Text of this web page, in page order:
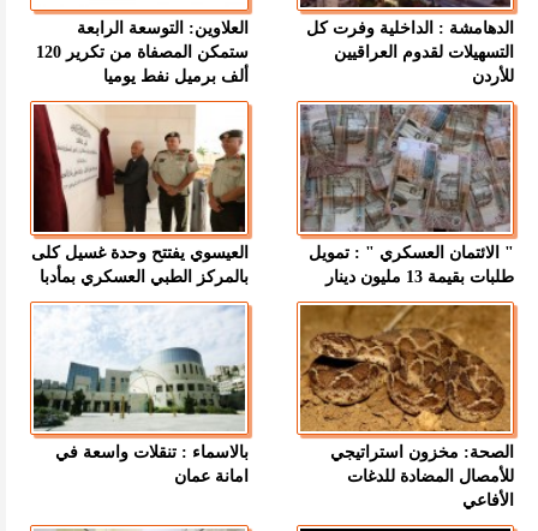
الدهامشة : الداخلية وفرت كل
التسهيلات لقدوم العراقيين
للأردن
العلاوين: التوسعة الرابعة
ستمكن المصفاة من تكرير 120
ألف برميل نفط يوميا
" الائتمان العسكري " : تمويل
طلبات بقيمة 13 مليون دينار
العيسوي يفتتح وحدة غسيل كلى
بالمركز الطبي العسكري بمأدبا
الصحة: مخزون استراتيجي
للأمصال المضادة للدغات
الأفاعي
بالاسماء : تنقلات واسعة في
امانة عمان